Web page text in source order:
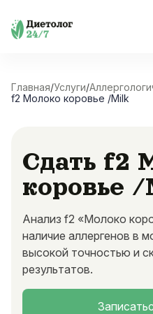
Skip
Главная/Услуги/
f2 Молоко коровье /Milk
Сдать f2
коровье
Анализ f2 «Молоко
наличие аллергенов в
высокой точностью и
результатов.